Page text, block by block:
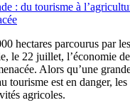
: du tourisme à
hectares parcourus par
le 22 juillet, l’économie
Alors qu’une
tourisme est en danger,
agricoles.